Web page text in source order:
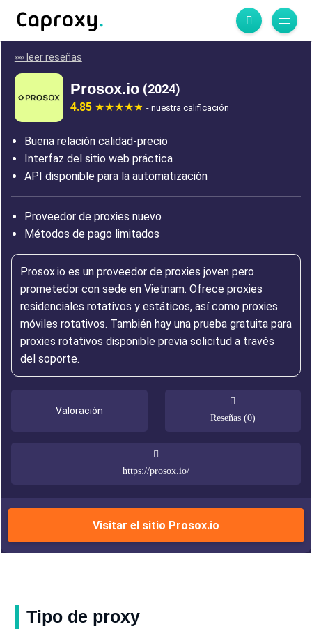
👀 leer reseñas
Prosox.io (2024)
4.85 - nuestra calificación
Buena relación calidad-precio
Interfaz del sitio web práctica
API disponible para la automatización
Proveedor de proxies nuevo
Métodos de pago limitados
Prosox.io es un proveedor de proxies joven pero
prometedor con sede en Vietnam. Ofrece proxies
residenciales rotativos y estáticos, así como proxies
móviles rotativos. También hay una prueba gratuita para
proxies rotativos disponible previa solicitud a través
del soporte.
Valoración
Reseñas (0)
https://prosox.io/
Visitar el sitio Prosox.io
Tipo de proxy